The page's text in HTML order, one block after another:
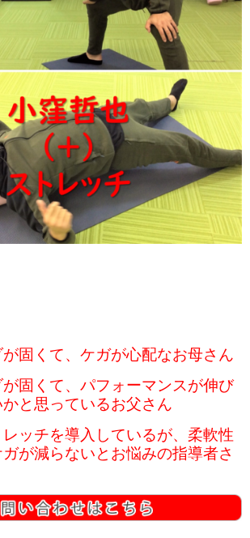
固くて、ケガが心配なお母さん
固くて、パフォーマンスが伸び
と思っているお父さん
ッチを導入しているが、柔軟性
が減らないとお悩みの指導者さ